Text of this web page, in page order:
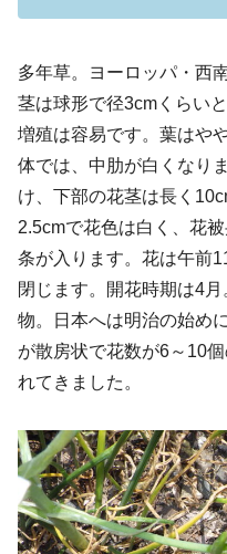
多年草。ヨーロッパ・西
茎は球形で径3cmくらい
増殖は容易です。葉はや
体では、中肋が白くなり
け、下部の花茎は長く
2.5cmで花色は白く、花
条が入ります。花は午前
閉じます。開花時期は4
物。日本へは明治の始め
が散房状で花数が6～10
れてきました。